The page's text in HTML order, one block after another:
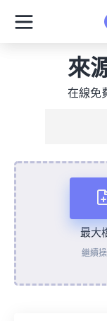
來
在線免
最大
繼續